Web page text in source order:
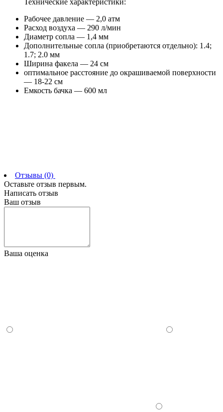
Рабочее давление — 2,0 атм
Расход воздуха — 290 л/мин
Диаметр сопла — 1,4 мм
Дополнительные сопла (приобретаются отдельно): 1.4;
1.7; 2.0 мм
Ширина факела — 24 см
оптимальное расстояние до окрашиваемой поверхности
— 18-22 см
Емкость бачка — 600 мл
Отзывы (0)
Оставьте отзыв первым.
Написать отзыв
Ваш отзыв
Ваша оценка